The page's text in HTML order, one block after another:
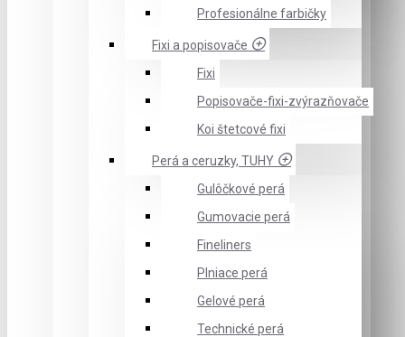
Profesionálne farbičky
Fixi a popisovače
Fixi
Popisovače-fixi-zvýrazňovače
Koi štetcové fixi
Perá a ceruzky, TUHY
Gulôčkové perá
Gumovacie perá
Fineliners
Plniace perá
Gelové perá
Technické perá